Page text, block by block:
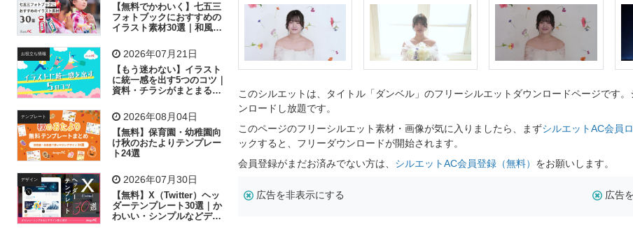
歩く 工場 会社 太陽 キラキラ
子供 作業員 相談 ピクトグラム
【無料でかわいく】七五三
フォトブックにおすすめの
イラスト素材30選｜和風の
お役立ち情報 2026年07月21日
【もう迷わない】イラスト
に統一感を出す5つのコツ｜
資料・チラシがまとまるフ
テンプレート 2026年08月04日
【無料】保育園・幼稚園向
け秋のおたよりテンプレー
ト24選
デザイン 2026年07月30日
【無料】X（Twitter）ヘッ
ダーテンプレート30選｜か
わいい・シンプルなどデザ
このシルエットは、タイトル「ダンベル」のフリーシルエットダウンロードページです
ンロードし放題です。
このページのフリーシルエット素材・画像が気に入りましたら、まずシルエットAC会員
ックすると、フリーダウンロードが開始されます。
会員登録がまだお済みでない方は、 シルエットAC会員登録（無料） をお願いします。
広告を非表示にする 広告